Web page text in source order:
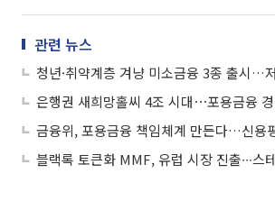
관련 뉴스
은행권 새희망홀씨 4조 시대⋯포용금융
블랙록 토큰화 MMF, 유럽 시장 진출∙∙∙스